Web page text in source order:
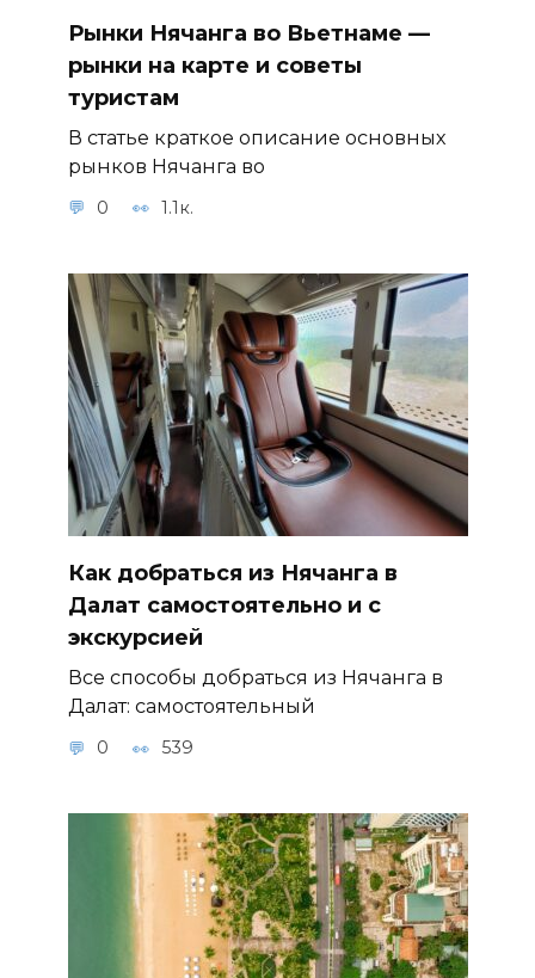
Рынки Нячанга во Вьетнаме —
рынки на карте и советы
туристам
В статье краткое описание основных
рынков Нячанга во
0 1.1к.
Как добраться из Нячанга в
Далат самостоятельно и с
экскурсией
Все способы добраться из Нячанга в
Далат: самостоятельный
0 539